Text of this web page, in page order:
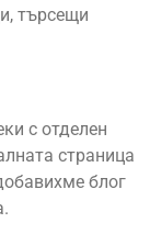
търсещи
с отделен
страница
блог